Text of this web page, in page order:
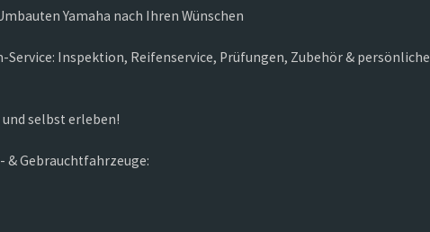
Yamaha nach Ihren Wünschen
Inspektion, Reifenservice, Prüfungen, Zubehör & persönliche
selbst erleben!
& Gebrauchtfahrzeuge: